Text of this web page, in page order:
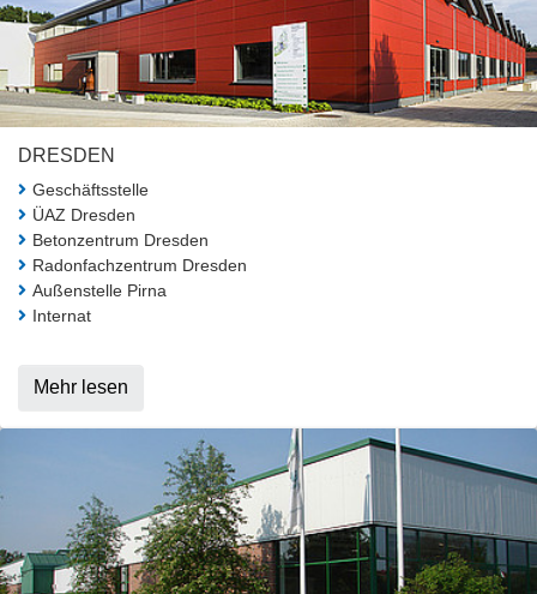
DRESDEN
Geschäftsstelle
ÜAZ Dresden
Betonzentrum Dresden
Radonfachzentrum Dresden
Außenstelle Pirna
Internat
Mehr lesen